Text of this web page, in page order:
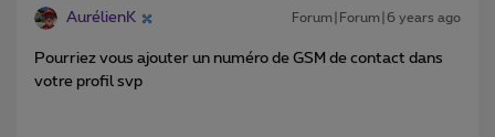
AurélienK Forum|Forum|6 years ago
Pourriez vous ajouter un numéro de GSM de contact dans
votre profil svp